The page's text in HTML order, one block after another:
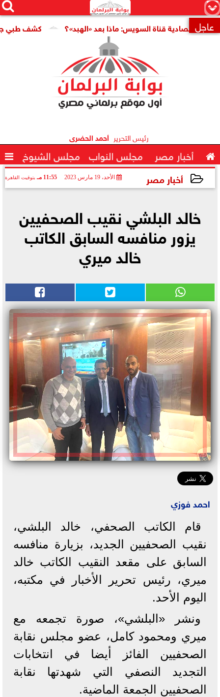
×


 عاجل كشف طبي جديد قناة السويس: ماذا بعد «الهبد»؟
رئيس التحرير أحمد الحضرى
 أخبار مصر مجلس النواب مجلس الشيوخ 
أخبار مصر الأحد، 19 مارس 2023 11:55 مـ بتوقيت القاهرة
خالد البلشي نقيب الصحفيين
يزور منافسه السابق الكاتب
خالد ميري
احمد فوزي
قام الكاتب الصحفي، خالد البلشي،
نقيب الصحفيين الجديد، بزيارة منافسه
السابق على مقعد النقيب الكاتب خالد
ميري، رئيس تحرير الأخبار في مكتبه،
اليوم الأحد.
ونشر «البلشي»، صورة تجمعه مع
ميري ومحمود كامل، عضو مجلس نقابة
الصحفيين الفائز أيضا في انتخابات
التجديد النصفي التي شهدتها نقابة
الصحفيين الجمعة الماضية.